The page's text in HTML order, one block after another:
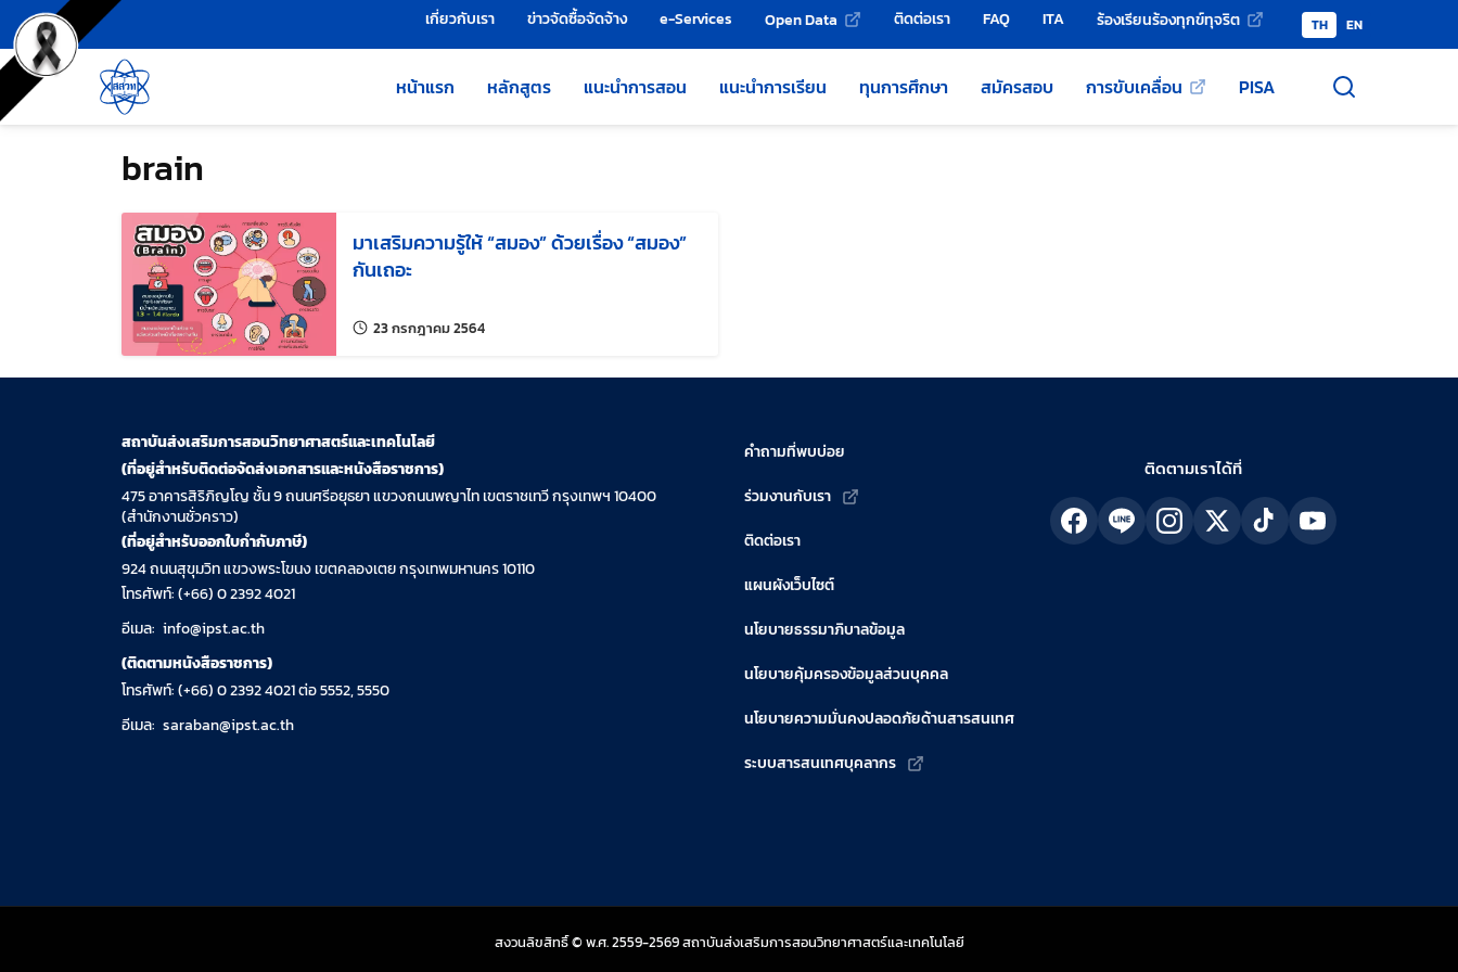
ข้ามไปยังเนื้อหาหลัก
เครื่องมือช่วยเหลือ เกี่ยวกับเรา ข่าวจัดซื้อจัดจ้าง e-Services Open Data ติดต่อเรา FAQ ITA ร้องเรียนร้องทุกข์ทุจริต TH EN
หน้าแรก หลักสูตร แนะนำการสอน แนะนำการเรียน ทุนการศึกษา สมัครสอบ การขับเคลื่อน PISA
brain
มาเสริมความรู้ให้ “สมอง” ด้วยเรื่อง “สมอง”
กันเถอะ
23 กรกฎาคม 2564แก้ไขล่าสุดเมื่อ:
สถาบันส่งเสริมการสอนวิทยาศาสตร์และเทคโนโลยี
(ที่อยู่สำหรับติดต่อจัดส่งเอกสารและหนังสือราชการ)
475 อาคารสิริภิญโญ ชั้น 9 ถนนศรีอยุธยา แขวงถนนพญาไท เขตราชเทวี กรุงเทพฯ 10400
(สำนักงานชั่วคราว)
(ที่อยู่สำหรับออกใบกำกับภาษี)
924 ถนนสุขุมวิท แขวงพระโขนง เขตคลองเตย กรุงเทพมหานคร 10110
โทรศัพท์: (+66) 0 2392 4021
อีเมล: info@ipst.ac.th
(ติดตามหนังสือราชการ)
โทรศัพท์: (+66) 0 2392 4021 ต่อ 5552, 5550
อีเมล: saraban@ipst.ac.th
คำถามที่พบบ่อย
ร่วมงานกับเรา
ติดต่อเรา
แผนผังเว็บไซต์
นโยบายธรรมาภิบาลข้อมูล
นโยบายคุ้มครองข้อมูลส่วนบุคคล
นโยบายความมั่นคงปลอดภัยด้านสารสนเทศ
ระบบสารสนเทศบุคลากร
ติดตามเราได้ที่
สงวนลิขสิทธิ์ © พ.ศ. 2559-2569 สถาบันส่งเสริมการสอนวิทยาศาสตร์และเทคโนโลยี